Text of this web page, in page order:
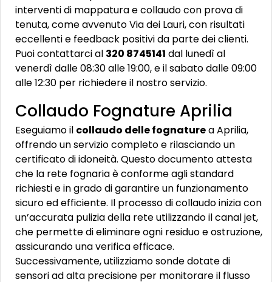
interventi di mappatura e collaudo con prova di
tenuta, come avvenuto Via dei Lauri, con risultati
eccellenti e feedback positivi da parte dei clienti.
Puoi contattarci al 320 8745141 dal lunedì al
venerdì dalle 08:30 alle 19:00, e il sabato dalle 09:00
alle 12:30 per richiedere il nostro servizio.
Collaudo Fognature Aprilia
Eseguiamo il collaudo delle fognaturea Aprilia,
offrendo un servizio completo e rilasciando un
certificato di idoneità. Questo documento attesta
che la rete fognaria è conforme agli standard
richiesti e in grado di garantire un funzionamento
sicuro ed efficiente. Il processo di collaudo inizia con
un’accurata pulizia della rete utilizzando il canal jet,
che permette di eliminare ogni residuo e ostruzione,
assicurando una verifica efficace.
Successivamente, utilizziamo sonde dotate di
sensori ad alta precisione per monitorare il flusso